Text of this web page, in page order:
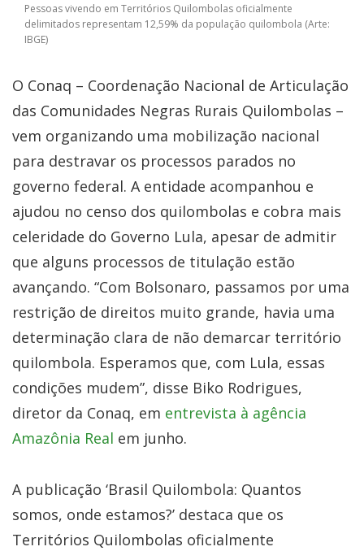
Pessoas vivendo em Territórios Quilombolas oficialmente
delimitados representam 12,59% da população quilombola (Arte:
IBGE)
O Conaq – Coordenação Nacional de Articulação
das Comunidades Negras Rurais Quilombolas –
vem organizando uma mobilização nacional
para destravar os processos parados no
governo federal. A entidade acompanhou e
ajudou no censo dos quilombolas e cobra mais
celeridade do Governo Lula, apesar de admitir
que alguns processos de titulação estão
avançando. “Com Bolsonaro, passamos por uma
restrição de direitos muito grande, havia uma
determinação clara de não demarcar território
quilombola. Esperamos que, com Lula, essas
condições mudem”, disse Biko Rodrigues,
diretor da Conaq, em entrevista à agência
Amazônia Real em junho.
A publicação ‘Brasil Quilombola: Quantos
somos, onde estamos?’ destaca que os
Territórios Quilombolas oficialmente